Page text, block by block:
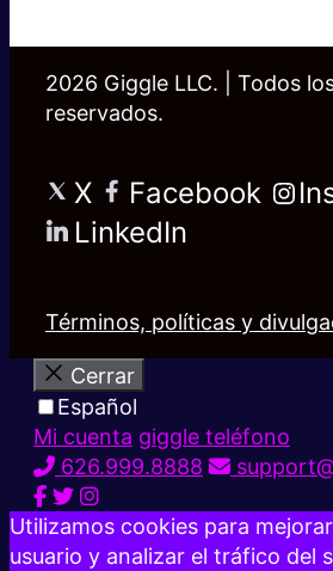
2026 Giggle LLC. | Todos
reservados.
X Facebook
LinkedIn
Términos, políticas y
Cerrar
Español
Mi cuenta giggle teléfono
626.999.8888
Utilizamos cookies para
usuario y analizar el tráfico del